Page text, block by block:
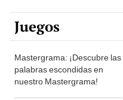
Juegos
Mastergrama: ¡Descubre las
palabras escondidas en
nuestro Mastergrama!